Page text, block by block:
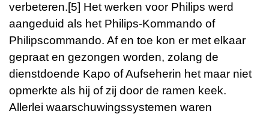
verbeteren.[5] Het werken voor Philips werd
aangeduid als het Philips-Kommando of
Philipscommando. Af en toe kon er met elkaar
gepraat en gezongen worden, zolang de
dienstdoende Kapo of Aufseherin het maar niet
opmerkte als hij of zij door de ramen keek.
Allerlei waarschuwingssystemen waren